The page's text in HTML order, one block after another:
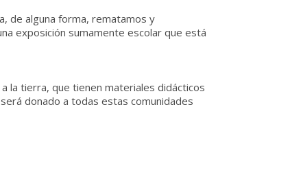
de alguna forma, rematamos y
exposición sumamente escolar que está
la tierra, que tienen materiales didácticos
donado a todas estas comunidades